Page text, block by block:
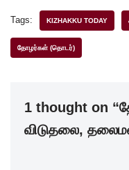
c
e
o
k
tt
er
k
Tags: KIZHAKKU TODAY
தோழர்கள் (தொடர்)
1 thought on
விடுதலை,